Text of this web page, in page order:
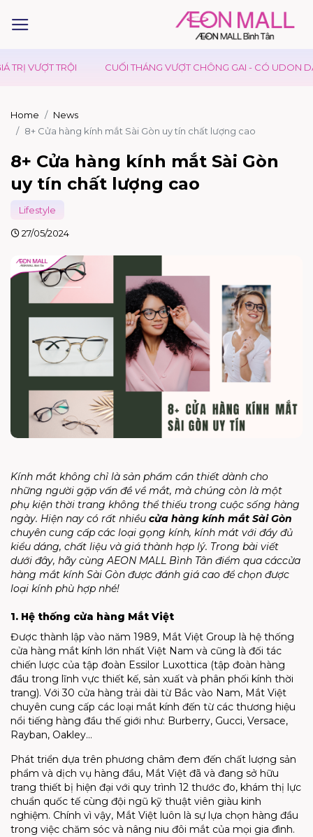
CUỐI THÁNG VƯỢT CHÔNG GAI - CÓ UDON DAY TIẾP SỨC
Home
News
8+ Cửa hàng kính mắt Sài Gòn uy tín chất lượng cao
8+ Cửa hàng kính mắt Sài Gòn
uy tín chất lượng cao
Lifestyle
27/05/2024
Kính mắt không chỉ là sản phẩm cần thiết dành cho
những người gặp vấn đề về mắt, mà chúng còn là một
phụ kiện thời trang không thể thiếu trong cuộc sống hàng
ngày. Hiện nay có rất nhiều cửa hàng kính mắt Sài Gòn
chuyên cung cấp các loại gọng kính, kính mát với đầy đủ
kiểu dáng, chất liệu và giá thành hợp lý. Trong bài viết
dưới đây, hãy cùng AEON MALL Bình Tân điểm qua cáccửa
hàng mắt kính Sài Gòn được đánh giá cao để chọn được
loại kính phù hợp nhé!
1. Hệ thống cửa hàng Mắt Việt
Được thành lập vào năm 1989, Mắt Việt Group là hệ thống
cửa hàng mắt kính lớn nhất Việt Nam và cũng là đối tác
chiến lược của tập đoàn Essilor Luxottica (tập đoàn hàng
đầu trong lĩnh vực thiết kế, sản xuất và phân phối kính thời
trang). Với 30 cửa hàng trải dài từ Bắc vào Nam, Mắt Việt
chuyên cung cấp các loại mắt kính đến từ các thương hiệu
nổi tiếng hàng đầu thế giới như: Burberry, Gucci, Versace,
Rayban, Oakley…
Phát triển dựa trên phương châm đem đến chất lượng sản
phẩm và dịch vụ hàng đầu, Mắt Việt đã và đang sở hữu
trang thiết bị hiện đại với quy trình 12 thước đo, khám thị lực
chuẩn quốc tế cùng đội ngũ kỹ thuật viên giàu kinh
nghiệm. Chính vì vậy, Mắt Việt luôn là sự lựa chọn hàng đầu
trong việc chăm sóc và nâng niu đôi mắt của mọi gia đình.